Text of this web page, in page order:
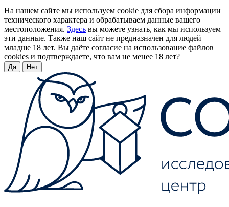
На нашем сайте мы используем cookie для сбора информации
технического характера и обрабатываем данные вашего
местоположения. Здесь вы можете узнать, как мы используем
эти данные. Также наш сайт не предназначен для людей
младше 18 лет. Вы даёте согласие на использование файлов
cookies и подтверждаете, что вам не менее 18 лет?
Да Нет